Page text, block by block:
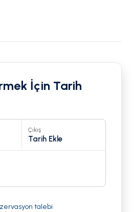
İçin Tarih
Çıkış
Tarih Ekle
talebi